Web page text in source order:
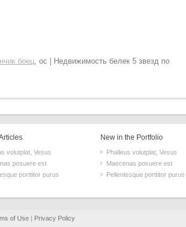
боец, ос | Недвижимость белек 5 звезд по
volutplat, Vesus
posuere est
porttitor purus
New in the Portfolio
Phalleus volutplat, Vesus
Maecenas posuere est
Pellentesque porttitor purus
of Use| Privacy Policy